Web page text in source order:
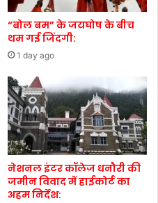
“बोल बम” के जयघोष के बीच
थम गई जिंदगी:
1 day ago
नेशनल इंटर कॉलेज धनौरी की
जमीन विवाद में हाईकोर्ट का
अहम निर्देश: